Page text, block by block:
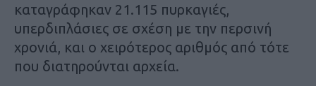
καταγράφηκαν 21.115 πυρκαγιές,
υπερδιπλάσιες σε σχέση με την περσινή
χρονιά, και ο χειρότερος αριθμός από τότε
που διατηρούνται αρχεία.